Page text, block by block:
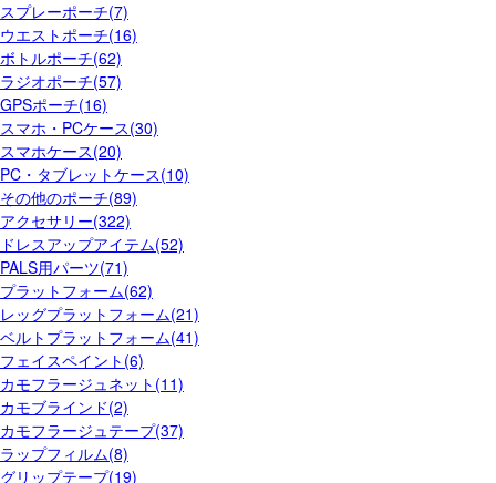
スプレーポーチ(7)
ウエストポーチ(16)
ボトルポーチ(62)
ラジオポーチ(57)
GPSポーチ(16)
スマホ・PCケース(30)
スマホケース(20)
PC・タブレットケース(10)
その他のポーチ(89)
アクセサリー(322)
ドレスアップアイテム(52)
PALS用パーツ(71)
プラットフォーム(62)
レッグプラットフォーム(21)
ベルトプラットフォーム(41)
フェイスペイント(6)
カモフラージュネット(11)
カモブラインド(2)
カモフラージュテープ(37)
ラップフィルム(8)
グリップテープ(19)